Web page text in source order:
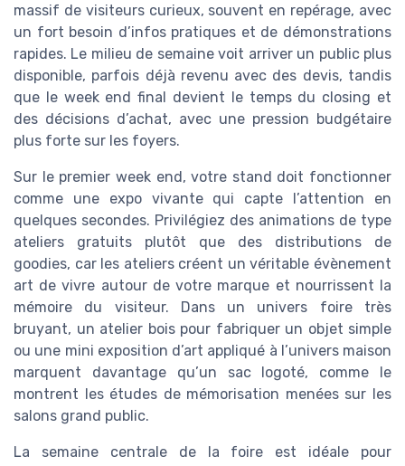
massif de visiteurs curieux, souvent en repérage, avec
un fort besoin d’infos pratiques et de démonstrations
rapides. Le milieu de semaine voit arriver un public plus
disponible, parfois déjà revenu avec des devis, tandis
que le week end final devient le temps du closing et
des décisions d’achat, avec une pression budgétaire
plus forte sur les foyers.
Sur le premier week end, votre stand doit fonctionner
comme une expo vivante qui capte l’attention en
quelques secondes. Privilégiez des animations de type
ateliers gratuits plutôt que des distributions de
goodies, car les ateliers créent un véritable évènement
art de vivre autour de votre marque et nourrissent la
mémoire du visiteur. Dans un univers foire très
bruyant, un atelier bois pour fabriquer un objet simple
ou une mini exposition d’art appliqué à l’univers maison
marquent davantage qu’un sac logoté, comme le
montrent les études de mémorisation menées sur les
salons grand public.
La semaine centrale de la foire est idéale pour